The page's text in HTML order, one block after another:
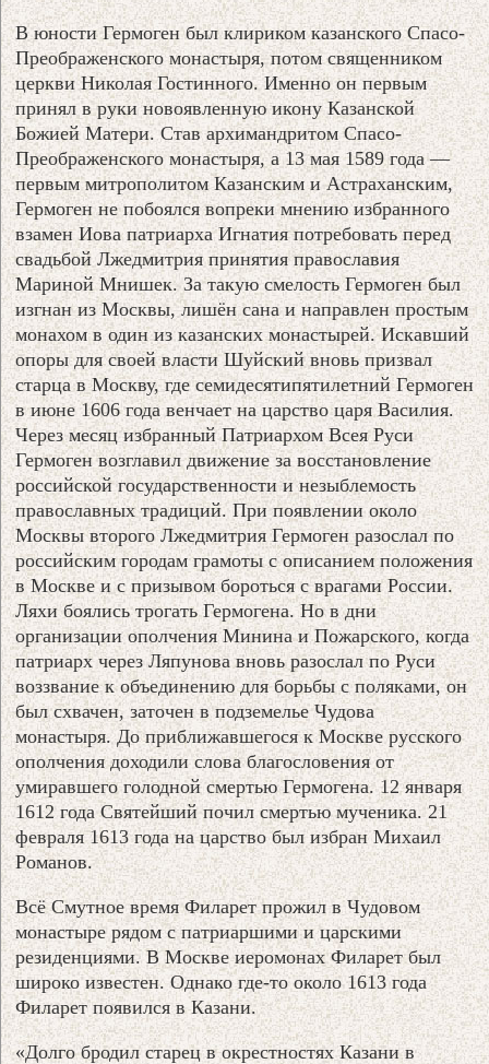
В юности Гермоген был клириком казанского Спасо-
Преображенского монастыря, потом священником
церкви Николая Гостинного. Именно он первым
принял в руки новоявленную икону Казанской
Божией Матери. Став архимандритом Спасо-
Преображенского монастыря, а 13 мая 1589 года —
первым митрополитом Казанским и Астраханским,
Гермоген не побоялся вопреки мнению избранного
взамен Иова патриарха Игнатия потребовать перед
свадьбой Лжедмитрия принятия православия
Мариной Мнишек. За такую смелость Гермоген был
изгнан из Москвы, лишён сана и направлен простым
монахом в один из казанских монастырей. Искавший
опоры для своей власти Шуйский вновь призвал
старца в Москву, где семидесятипятилетний Гермоген
в июне 1606 года венчает на царство царя Василия.
Через месяц избранный Патриархом Всея Руси
Гермоген возглавил движение за восстановление
российской государственности и незыблемость
православных традиций. При появлении около
Москвы второго Лжедмитрия Гермоген разослал по
российским городам грамоты с описанием положения
в Москве и с призывом бороться с врагами России.
Ляхи боялись трогать Гермогена. Но в дни
организации ополчения Минина и Пожарского, когда
патриарх через Ляпунова вновь разослал по Руси
воззвание к объединению для борьбы с поляками, он
был схвачен, заточен в подземелье Чудова
монастыря. До приближавшегося к Москве русского
ополчения доходили слова благословения от
умиравшего голодной смертью Гермогена. 12 января
1612 года Святейший почил смертью мученика. 21
февраля 1613 года на царство был избран Михаил
Романов.
Всё Смутное время Филарет прожил в Чудовом
монастыре рядом с патриаршими и царскими
резиденциями. В Москве иеромонах Филарет был
широко известен. Однако где-то около 1613 года
Филарет появился в Казани.
«Долго бродил старец в окрестностях Казани в